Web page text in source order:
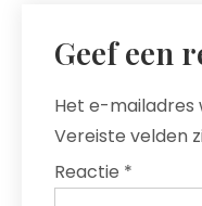
Geef een
Het e-mailadres
Vereiste velden
Reactie *